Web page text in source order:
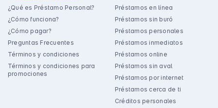
¿Qué es Préstamo Personal?
¿Cómo funciona?
¿Cómo pagar?
Preguntas Frecuentes
Términos y condiciones
Términos y condiciones para
promociones
Préstamos en línea
Préstamos sin buró
Préstamos personales
Préstamos inmediatos
Préstamos online
Préstamos sin aval
Préstamos por internet
Préstamos cerca de ti
Créditos personales